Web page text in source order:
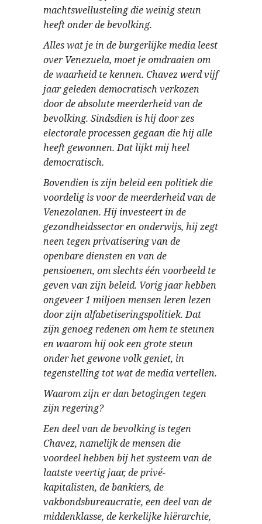
machtswellusteling die weinig steun
heeft onder de bevolking.
Alles wat je in de burgerlijke media leest
over Venezuela, moet je omdraaien om
de waarheid te kennen. Chavez werd vijf
jaar geleden democratisch verkozen
door de absolute meerderheid van de
bevolking. Sindsdien is hij door zes
electorale processen gegaan die hij alle
heeft gewonnen. Dat lijkt mij heel
democratisch.
Bovendien is zijn beleid een politiek die
voordelig is voor de meerderheid van de
Venezolanen. Hij investeert in de
gezondheidssector en onderwijs, hij zegt
neen tegen privatisering van de
openbare diensten en van de
pensioenen, om slechts één voorbeeld te
geven van zijn beleid. Vorig jaar hebben
ongeveer 1 miljoen mensen leren lezen
door zijn alfabetiseringspolitiek. Dat
zijn genoeg redenen om hem te steunen
en waarom hij ook een grote steun
onder het gewone volk geniet, in
tegenstelling tot wat de media vertellen.
Waarom zijn er dan betogingen tegen
zijn regering?
Een deel van de bevolking is tegen
Chavez, namelijk de mensen die
voordeel hebben bij het systeem van de
laatste veertig jaar, de privé-
kapitalisten, de bankiers, de
vakbondsbureaucratie, een deel van de
middenklasse, de kerkelijke hiërarchie,